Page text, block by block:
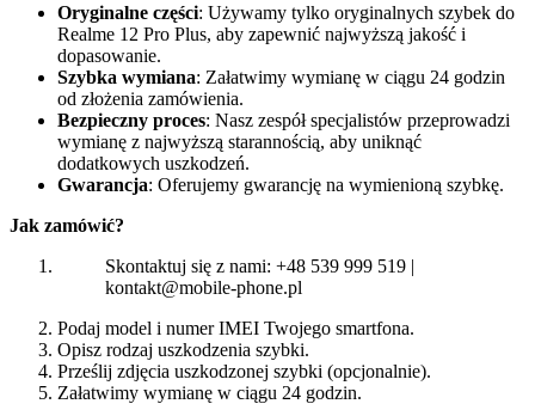
Oryginalne części: Używamy tylko oryginalnych szybek do
Realme 12 Pro Plus, aby zapewnić najwyższą jakość i
dopasowanie.
Szybka wymiana: Załatwimy wymianę w ciągu 24 godzin
od złożenia zamówienia.
Bezpieczny proces: Nasz zespół specjalistów przeprowadzi
wymianę z najwyższą starannością, aby uniknąć
dodatkowych uszkodzeń.
Gwarancja: Oferujemy gwarancję na wymienioną szybkę.
Jak zamówić?
Skontaktuj się z nami: +48 539 999 519 |
kontakt@mobile-phone.pl
Podaj model i numer IMEI Twojego smartfona.
Opisz rodzaj uszkodzenia szybki.
Prześlij zdjęcia uszkodzonej szybki (opcjonalnie).
Załatwimy wymianę w ciągu 24 godzin.